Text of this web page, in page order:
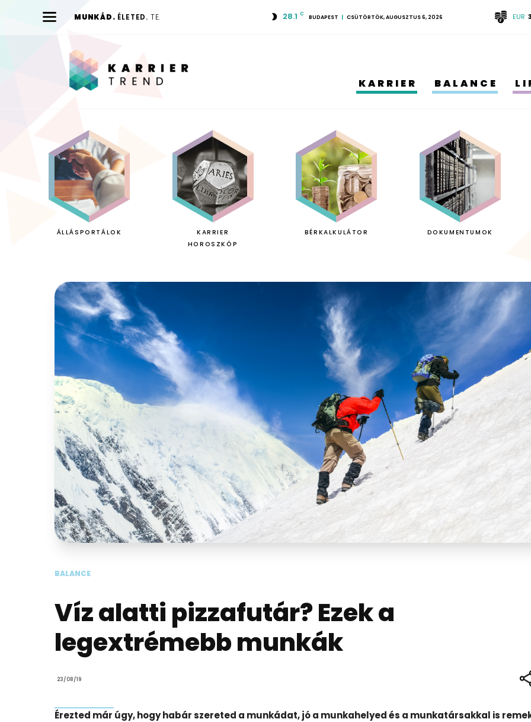
MUNKÁD. ÉLETED. TE. 28.1 C BUDAPEST CSÜTÖRTÖK, AUGUSZTUS 6, 2026 EUR
KARRIER BALANCE
ÁLLÁSPORTÁLOK
KARRIER
HOROSZKÓP
BÉRKALKULÁTOR DOKUMENTUMOK
BALANCE
Víz alatti pizzafutár? Ezek a
legextrémebb munkák
23/08/19
Érezted már úgy, hogy habár szereted a munkádat, jó a munkahelyed és a munkatársakkal is